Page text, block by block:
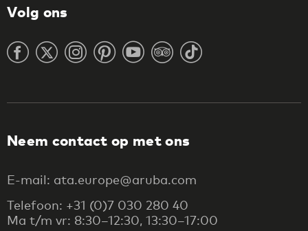
Volg ons
Neem contact op met ons
E-mail: ata.europe@aruba.com
Telefoon: +31 (0)7 030 280 40
Ma t/m vr: 8:30–12:30, 13:30–17:00